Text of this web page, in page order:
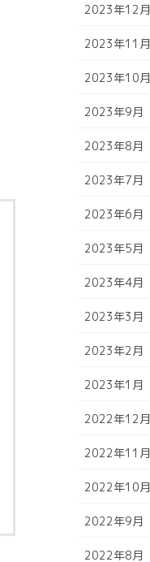
2023年12月
2023年11月
2023年10月
2023年9月
2023年8月
2023年7月
2023年6月
2023年5月
2023年4月
2023年3月
2023年2月
2023年1月
2022年12月
2022年11月
2022年10月
2022年9月
2022年8月